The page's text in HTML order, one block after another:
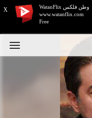
X
وطن فلكس WatanFlix
www.watanflix.com
Free